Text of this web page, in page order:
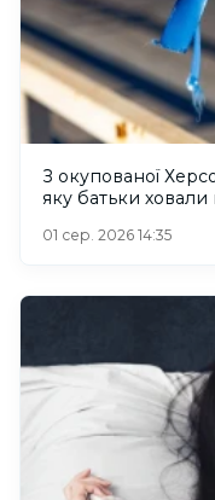
З окупованої
яку батьки ховали
01 сер. 2026 14:35